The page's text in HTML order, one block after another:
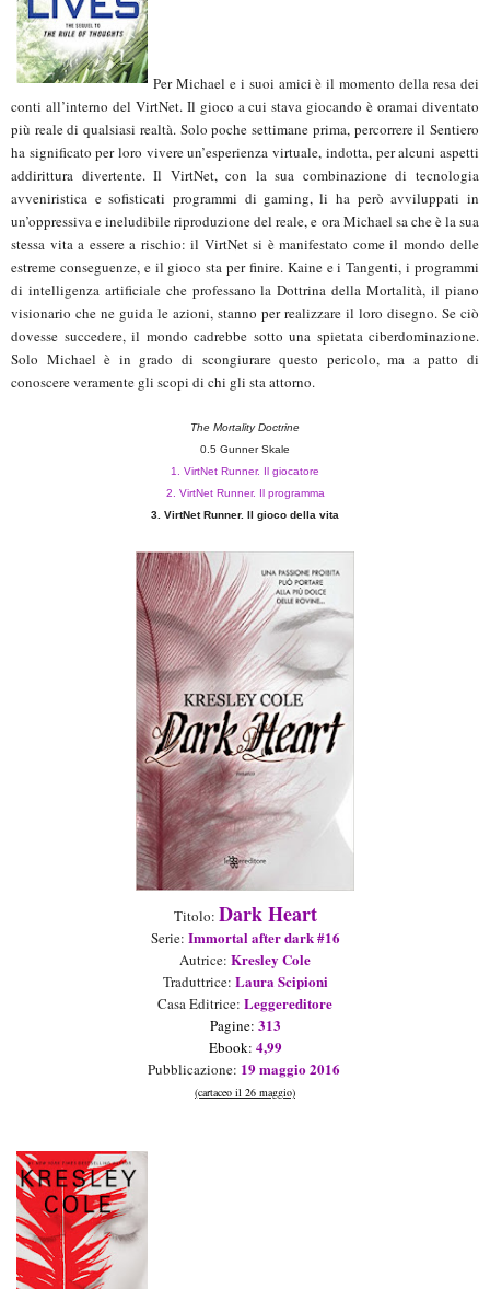
Per Michael e i suoi amici è il momento della resa dei
conti all’interno del VirtNet. Il gioco a cui stava giocando è oramai diventato
più reale di qualsiasi realtà. Solo poche settimane prima, percorrere il Sentiero
ha significato per loro vivere un’esperienza virtuale, indotta, per alcuni aspetti
addirittura divertente. Il VirtNet, con la sua combinazione di tecnologia
avveniristica e sofisticati programmi di gaming, li ha però avviluppati in
un’oppressiva e ineludibile riproduzione del reale, e ora Michael sa che è la sua
stessa vita a essere a rischio: il VirtNet si è manifestato come il mondo delle
estreme conseguenze, e il gioco sta per finire. Kaine e i Tangenti, i programmi
di intelligenza artificiale che professano la Dottrina della Mortalità, il piano
visionario che ne guida le azioni, stanno per realizzare il loro disegno. Se ciò
dovesse succedere, il mondo cadrebbe sotto una spietata ciberdominazione.
Solo Michael è in grado di scongiurare questo pericolo, ma a patto di
conoscere veramente gli scopi di chi gli sta attorno.
The Mortality Doctrine
0.5 Gunner Skale
1. VirtNet Runner. Il giocatore
2. VirtNet Runner. Il programma
3. VirtNet Runner. Il gioco della vita
Titolo: Dark Heart
Serie: Immortal after dark#16
Autrice: Kresley Cole
Traduttrice: Laura Scipioni
Casa Editrice: Leggereditore
Pagine: 313
Ebook: 4,99
Pubblicazione: 19maggio2016
(cartaceo il 26 maggio)